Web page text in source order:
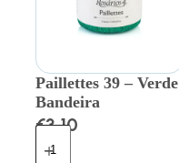
Paillettes 39 – Verde
Bandeira
€3.10